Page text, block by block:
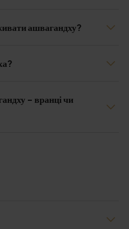
ашвагандху?
- вранці чи